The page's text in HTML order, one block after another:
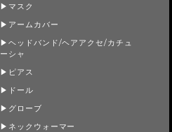
▶マスク
▶アームカバー
▶ヘッドバンド/ヘアアクセ/カチュ
ーシャ
▶ピアス
▶ドール
▶グローブ
▶ネックウォーマー